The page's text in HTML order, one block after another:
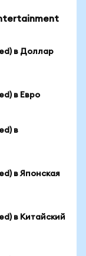
в Доллар
в Евро
в
в Японская
в Китайский